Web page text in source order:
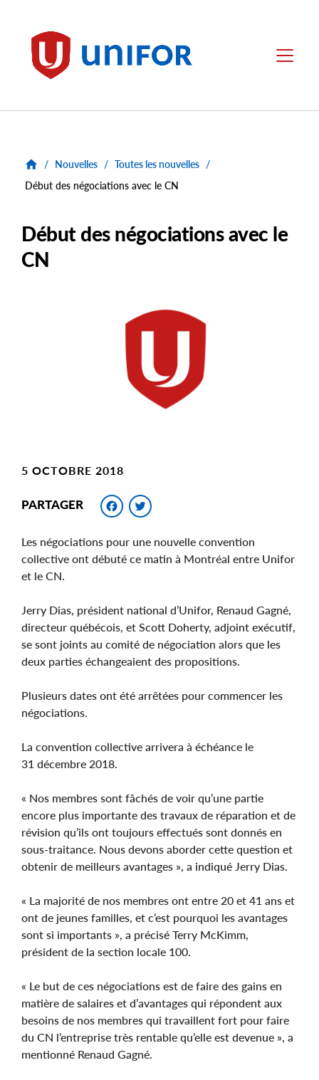
Unifor Menu
/ Nouvelles / Toutes les nouvelles /
Début des négociations avec le CN
Début des négociations avec le
CN
5 OCTOBRE 2018
PARTAGER Facebook
Les négociations pour une nouvelle convention
collective ont débuté ce matin à Montréal entre Unifor
et le CN.
Jerry Dias, président national d’Unifor, Renaud Gagné,
directeur québécois, et Scott Doherty, adjoint exécutif,
se sont joints au comité de négociation alors que les
deux parties échangeaient des propositions.
Plusieurs dates ont été arrêtées pour commencer les
négociations.
La convention collective arrivera à échéance le
31 décembre 2018.
« Nos membres sont fâchés de voir qu’une partie
encore plus importante des travaux de réparation et de
révision qu’ils ont toujours effectués sont donnés en
sous-traitance. Nous devons aborder cette question et
obtenir de meilleurs avantages », a indiqué Jerry Dias.
« La majorité de nos membres ont entre 20 et 41 ans et
ont de jeunes familles, et c’est pourquoi les avantages
sont si importants », a précisé Terry McKimm,
président de la section locale 100.
« Le but de ces négociations est de faire des gains en
matière de salaires et d’avantages qui répondent aux
besoins de nos membres qui travaillent fort pour faire
du CN l’entreprise très rentable qu’elle est devenue », a
mentionné Renaud Gagné.